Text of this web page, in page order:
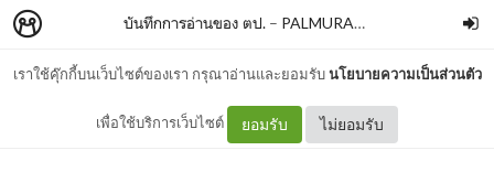
เราใช้คุ๊กกี้บนเว็บไซต์ของเรา กรุณาอ่านและยอมรับนโยบายความเป็นส่วนตัว
เพื่อใช้บริการเว็บไซต์ ยอมรับ ไม่ยอมรับ
บันทึกการอ่านของ ตป. – PALMURARY